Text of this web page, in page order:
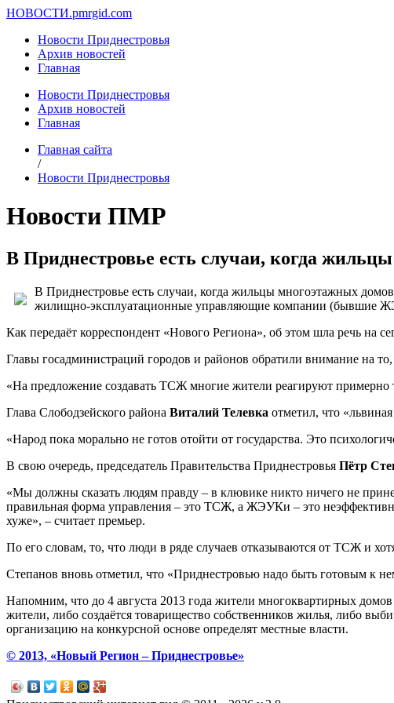
НОВОСТИ.pmrgid.com
Новости Приднестровья
Архив новостей
Главная
Новости Приднестровья
Архив новостей
Главная
Главная сайта
/
Новости Приднестровья
Новости ПМР
В Приднестровье есть случаи, когда
В Приднестровье есть случаи, когда жильцы многоэтажных
жилищно-эксплуатационные управляющие компании (бывшие
Как передаёт корреспондент «Нового Региона», об этом шла речь
Главы госадминистраций городов и районов обратили внимание на
«На предложение создавать ТСЖ многие жители реагируют примерно
Глава Слободзейского района Виталий Телевка отметил, что
«Народ пока морально не готов отойти от государства. Это
В свою очередь, председатель Правительства Приднестровья Пётр
«Мы должны сказать людям правду – в клювике никто ничего не
правильная форма управления – это ТСЖ, а ЖЭУКи – это
хуже», – считает премьер.
По его словам, то, что люди в ряде случаев отказываются от ТСЖ и
Степанов вновь отметил, что «Приднестровью надо быть готовым
Напомним, что до 4 августа 2013 года жители многоквартирных
жители, либо создаётся товарищество собственников жилья, либо
организацию на конкурсной основе определят местные власти.
© 2013, «Новый Регион – Приднестровье»